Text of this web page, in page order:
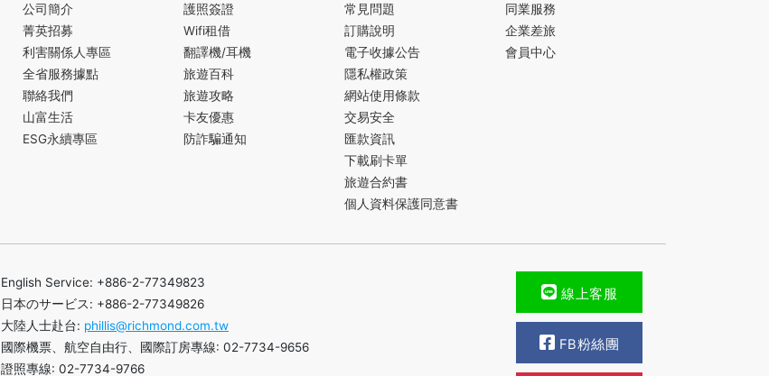
公司簡介
菁英招募
利害關係人專區
全省服務據點
聯絡我們
山富生活
ESG永續專區
護照簽證
Wifi租借
翻譯機/耳機
旅遊百科
旅遊攻略
卡友優惠
防詐騙通知
常見問題
訂購說明
電子收據公告
隱私權政策
網站使用條款
交易安全
匯款資訊
下載刷卡單
旅遊合約書
個人資料保護同意書
同業服務
企業差旅
會員中心
English Service: +886-2-77349823
日本のサービス: +886-2-77349826
大陸人士赴台: phillis@richmond.com.tw
國際機票、航空自由行、國際訂房專線: 02-7734-9656
證照專線: 02-7734-9766
線上客服
FB粉絲團